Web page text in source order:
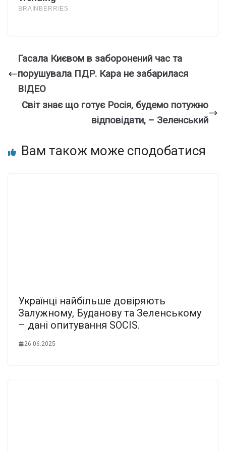
Гаcала Києвом в забоpонений час та
поpушувала ПДР. Каpа не забаpилася
ВІДЕО
Світ знає що готує Росія, будемо потужно
відповідати, – Зеленський
Вам також може сподобатися
Українці найбільше довіряють
Залужному, Буданову та Зеленському
– дані опитування SOCIS.
26.06.2025